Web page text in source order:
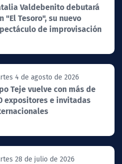
Valdebenito debutará
"El Tesoro", su nuevo
de improvisación
4 de agosto de 2026
Teje vuelve con más de
expositores e invitadas
28 de julio de 2026